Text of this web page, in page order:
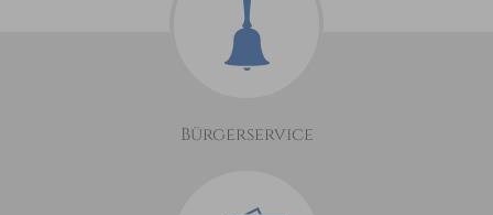
Bürgerservice